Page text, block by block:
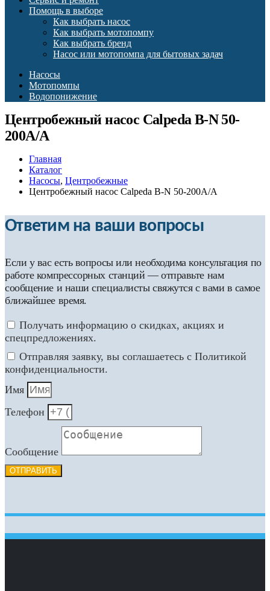
Помощь в выборе
Как выбрать насос
Как выбрать мотопомпу
Как выбрать бренд
Насос или мотопомпа для бытовых задач
Насосы
Мотопомпы
Водопонижение
Центробежный насос Calpeda B-N 50-
200A/A
Главная
Каталог
Насосы, Центробежные
Центробежный насос Calpeda B-N 50-200A/A
Ответим на ваши вопросы
Если у вас есть вопросы или необходима консультация по
работе компрессорных станций — отправьте нам
сообщение и наши специалисты свяжутся с вами в самое
ближайшее время.
Получать информацию о скидках, акциях и
спецпредложениях.
Отправляя заявку, вы соглашаетесь с Политикой
конфиденциальности.
Имя
Телефон
Сообщение
ОТПРАВИТЬ